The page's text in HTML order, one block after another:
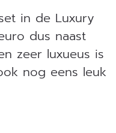
in de Luxury
dus naast
zeer luxueus is
nog eens leuk